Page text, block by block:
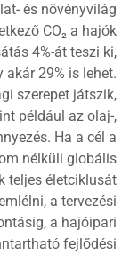
és növényvilág
CO₂ a hajók
4%-át teszi ki,
akár 29% is lehet.
szerepet játszik,
például az olaj-,
Ha a cél a
nélküli globális
teljes életciklusát
a tervezési
a hajóipari
fejlődési